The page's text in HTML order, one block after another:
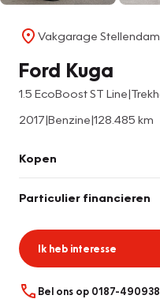
Vakgarage Stellendam
Ford Kuga
2017|Benzine|128.485 km
Kopen
Particulier financieren
Ik heb interesse
Bel ons op 0187-490938